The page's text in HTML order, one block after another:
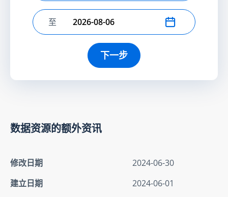
选择结束日期
至
下一步
数据资源的额外资讯
修改日期
2024-06-30
建立日期
2024-06-01